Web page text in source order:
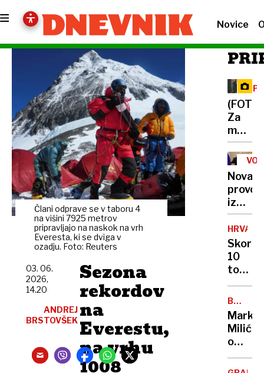
Novice
Člani odprave se v taboru 4
na višini 7925 metrov
pripravljajo na naskok na vrh
Everesta, ki se dviga v
ozadju. Foto: Reuters
Sezona
rekordov
na
Everestu,
na vrhu
1008
03. 06.
2026,
14.20
ANDREJ
BRSTOVŠEK
(FOTO)
Za
v
dan
v
družbi
zveri
Nova
iz
Putin
Evropo
z
usodi
Skoraj
10
ton
pršuta
bo
romalo
v
lastnik
ni
BREZ
DLAKE
NA
JEZIKU
Marko
Milić
o
ki ga